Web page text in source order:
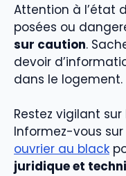
Attention à l’état
posées ou
sur caution.
devoir
dans le logement.
Restez vigilant
Informez-vous sur
ouvrier au black
juridique et